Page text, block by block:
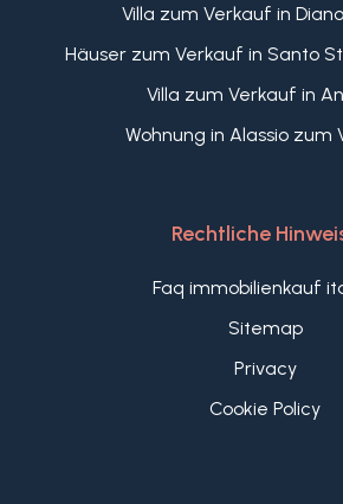
Villa zum Verkauf in
Häuser zum Verkauf in Santo
Villa zum Verkauf in
Wohnung in Alassio zum
Rechtliche
Faq immobilienkauf
Sitemap
Privacy
Cookie Policy